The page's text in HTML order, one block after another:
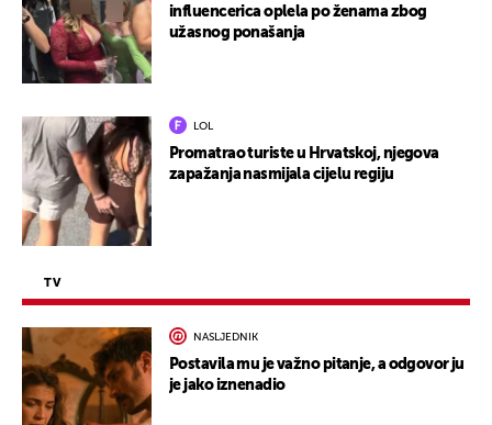
influencerica oplela po ženama zbog
užasnog ponašanja
LOL
Promatrao turiste u Hrvatskoj, njegova
zapažanja nasmijala cijelu regiju
TV
NASLJEDNIK
Postavila mu je važno pitanje, a odgovor ju
je jako iznenadio